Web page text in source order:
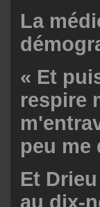
La
« Et
respire
peu me
Et
au dix-